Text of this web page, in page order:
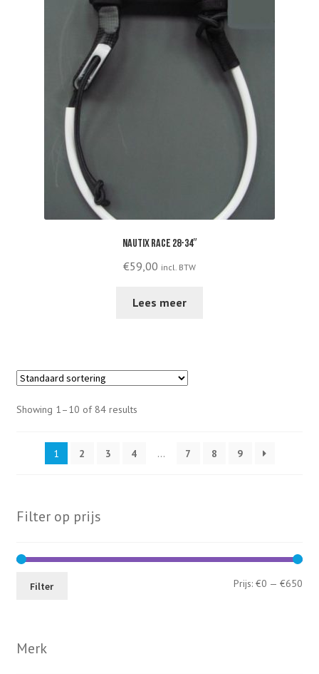
Nautix Race 28-34″
€59,00 incl. BTW
Lees meer
Showing 1–10 of 84 results
1 2 3 4 … 7 8 9
Filter op prijs
Filter Prijs:€0 —€650
Merk